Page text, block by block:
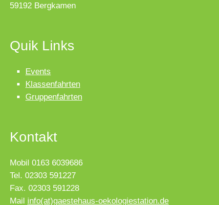
59192 Bergkamen
Quik Links
Events
Klassenfahrten
Gruppenfahrten
Kontakt
Mobil 0163 6039686
Tel. 02303 591227
Fax. 02303 591228
Mail info(at)gaestehaus-oekologiestation.de